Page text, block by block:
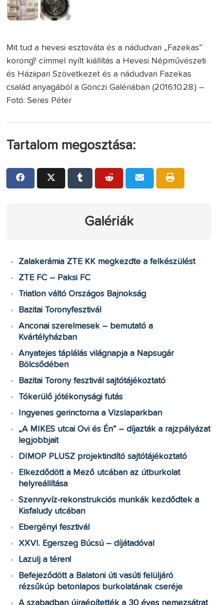
Mit tud a hevesi esztováta és a nádudvari „Fazekas”
korong? címmel nyílt kiállítás a Hevesi Népművészeti
és Háziipari Szövetkezet és a nádudvari Fazekas
család anyagából a Gönczi Galériában (2016.10.28.) –
Fotó: Seres Péter
Tartalom megosztása:
Galériák
Zalakerámia ZTE KK megkezdte a felkészülést
ZTE FC – Paksi FC
Triatlon váltó Országos Bajnokság
Bazitai Toronyfesztivál
Anconai szerelmesek – bemutató a
Kvártélyházban
Anyatejes táplálás világnapja a Napsugár
Bölcsődében
Bazitai Torony fesztivál sajtótájékoztató
Tókerülő jótékonysági futás
Ingyenes gerinctorna a Vizslaparkban
„A MIKES utcai Ovi és Én” – díjazták a rajzpályázat
legjobbjait
DIMOP PLUSZ projektindító sajtótájékoztató
Elkezdődött a Mező utcában az útburkolat
helyreállítása
Szennyvíz-rekonstrukciós munkák kezdődtek a
Kisfaludy utcában
Ebergényi fesztivál
XXVI. Egerszeg Búcsú – díjátadóval
Lazulj a téren!
Befejeződött a Balatoni úti vasúti felüljáró
rézsűkúp betonlapos burkolatának cseréje
A szabadban újraépítették a 30 éves nemezsátrat